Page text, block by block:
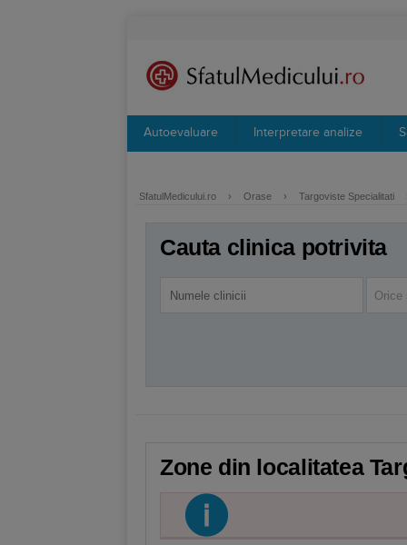
Autoevaluare Interpretare analize
SfatulMedicului.ro › Orase › Targoviste Specialitati
Cauta clinica potrivita
Orice
Zone din localitatea